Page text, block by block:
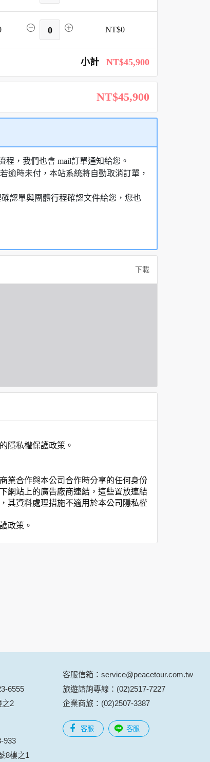
0 NT$0
小計 NT$45,900
NT$45,900
，我們也會 mail訂單通知給您。
逾時未付，本站系統將自動取消訂單，
認單與團體行程確認文件給您，您也
下載
隱私權保護政策。
業合作與本公司合作時分享的任何身份
網站上的廣告廠商連結，這些置放連結
其資料處理措施不適用於本公司隱私權
政策。
料記錄等，做為我們增進網站服務的
料，當您註冊成功，並登入使用我們的
、使用的瀏覽器、瀏覽及點選資料紀
人資料，否則本網站不會也無法將此
供的個人資訊，這些廣告廠商、或連結
由本公司發送，也會在該資料或電子
6555
之2
933
8樓之1
客服信箱：service@peacetour.com.tw
旅遊諮詢專線：(02)2517-7227
企業商旅：(02)2507-3387
客服 客服